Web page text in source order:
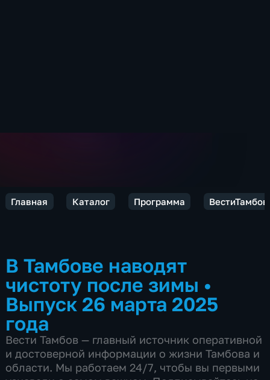
Главная Каталог Программа ВестиТамбов
В Тамбове наводят
чистоту после зимы •
Выпуск 26 марта 2025
года
Вести Тамбов — главный источник оперативной
и достоверной информации о жизни Тамбова и
области. Мы работаем 24/7, чтобы вы первыми